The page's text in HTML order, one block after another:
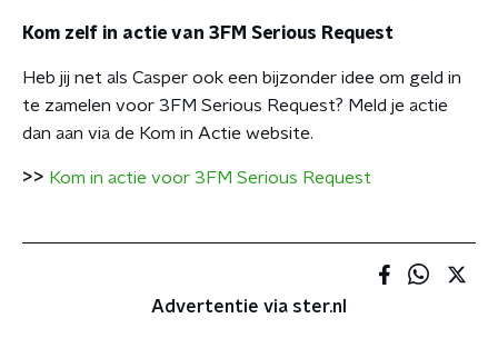
Kom zelf in actie van 3FM Serious Request
Heb jij net als Casper ook een bijzonder idee om geld in
te zamelen voor 3FM Serious Request? Meld je actie
dan aan via de Kom in Actie website.
>> Kom in actie voor 3FM Serious Request
Advertentie via ster.nl